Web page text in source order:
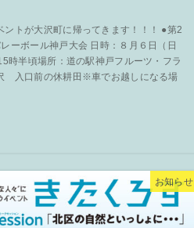
ントが大沢町に帰ってきます！！！ ●第2
ーボール神戸大会 日時：８月６日（日
半頃場所：道の駅神戸フルーツ・フラ
入口前の休耕田※車でお越しになる場
お知らせ